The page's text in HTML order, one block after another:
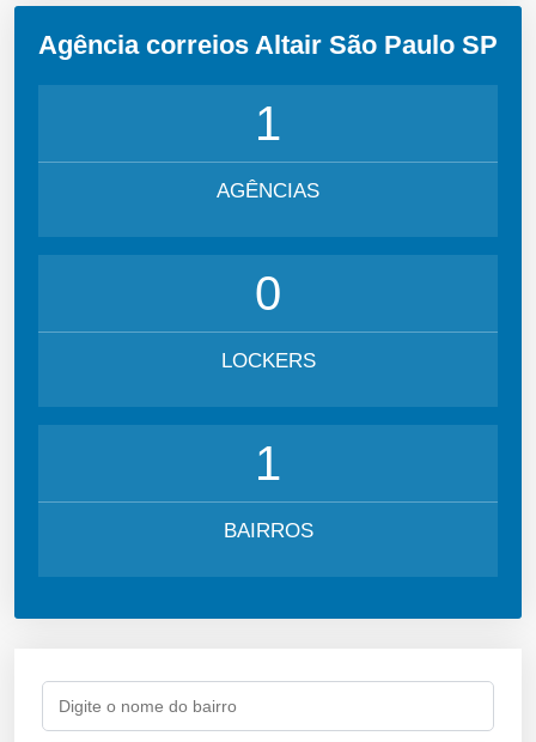
Agência correios Altair São Paulo SP
1
AGÊNCIAS
0
LOCKERS
1
BAIRROS